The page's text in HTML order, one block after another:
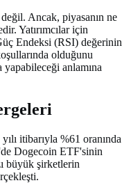
Ancak, piyasanın ne
Yatırımcılar için
Endeksi (RSI) değerinin
olduğunu
anlamına
itibarıyla %61 oranında
Dogecoin ETF'sinin
büyük şirketlerin